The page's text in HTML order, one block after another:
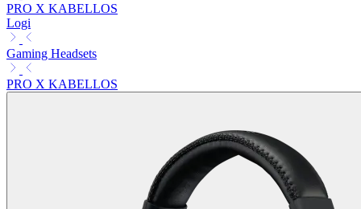
PRO X KABELLOS
Logi
Gaming Headsets
PRO X KABELLOS